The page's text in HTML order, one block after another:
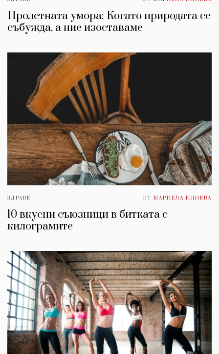
Пролетната умора: Когато природата се
събужда, а ние изоставаме
ЗДРАВЕ ОТ МАРИЕЛА ИЛИЕВА
10 вкусни съюзници в битката с
килограмите